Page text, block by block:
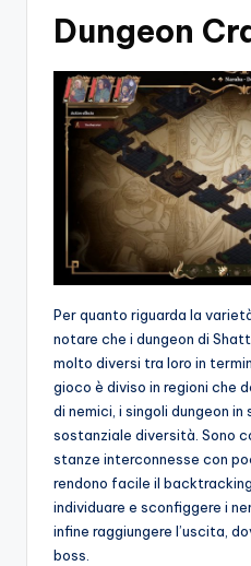
Dungeon
Per quanto riguarda la
notare che i dungeon di
molto diversi tra loro in
gioco è diviso in regioni che
di nemici, i singoli dungeon in
sostanziale diversità. Sono
stanze interconnesse con
rendono facile il
individuare e sconfiggere i
infine raggiungere l’uscita,
boss.